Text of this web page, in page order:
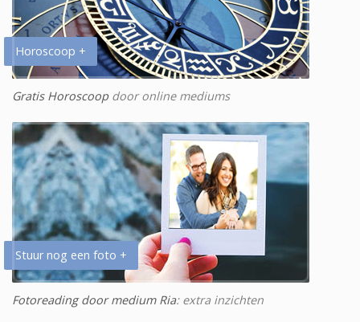
Horoscoop +
Gratis Horoscoopdoor online mediums
Stuur nog een foto +
Fotoreading door medium Ria: extra inzichten